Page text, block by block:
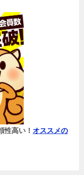
性高い！ オススメの